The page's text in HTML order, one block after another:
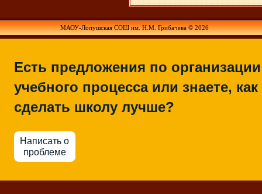
МАОУ-Лопушская СОШ им. Н.М. Грибачева © 2026
Есть предложения по организации
учебного процесса или знаете, как
сделать школу лучше?
Написать о
проблеме